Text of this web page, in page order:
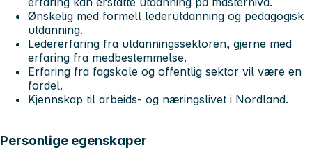
Ønskelig med formell lederutdanning og pedagogisk
utdanning.
Ledererfaring fra utdanningssektoren, gjerne med
erfaring fra medbestemmelse.
Erfaring fra fagskole og offentlig sektor vil være en
fordel.
Kjennskap til arbeids- og næringslivet i Nordland.
Personlige egenskaper